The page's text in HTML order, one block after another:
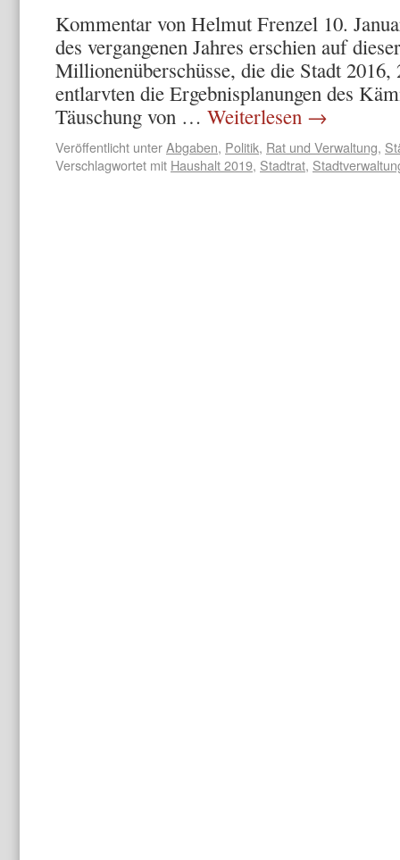
Kommentar von Helmut Frenzel 10.
des vergangenen Jahres erschien auf
Millionenüberschüsse, die die Stadt
entlarvten die Ergebnisplanungen des
Täuschung von … Weiterlesen →
Veröffentlicht unterAbgaben, Politik, Rat und Verwaltung,
Verschlagwortet mit Haushalt 2019, Stadtrat,